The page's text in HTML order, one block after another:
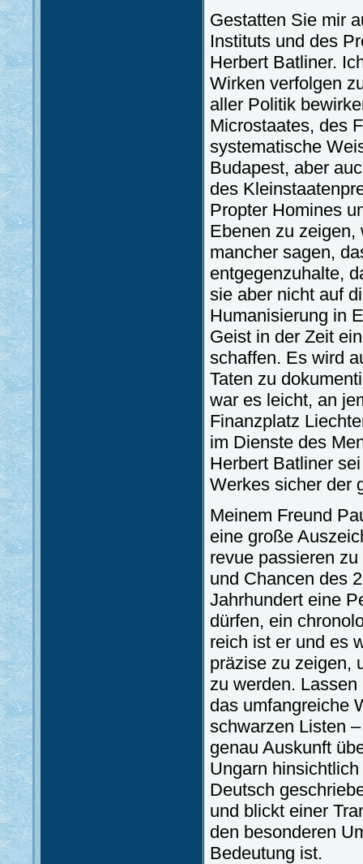
Gestatten Sie mir
Instituts und des
Herbert Batliner.
Wirken verfolgen
aller Politik
Microstaates, des
systematische
Budapest, aber
des
Propter Homines
Ebenen zu
mancher sagen,
entgegenzuhalte,
sie aber nicht auf
Humanisierung in
Geist in der Zeit
schaffen. Es wird
Taten zu
war es leicht, an
Finanzplatz
im Dienste des
Herbert Batliner
Werkes sicher der
Meinem Freund
eine große
revue passieren
und Chancen des
Jahrhundert eine
dürfen, ein
reich ist er und es
präzise zu zeigen,
zu werden.
das umfangreiche
schwarzen Listen
genau Auskunft
Ungarn
Deutsch
und blickt einer
den besonderen
Bedeutung ist.